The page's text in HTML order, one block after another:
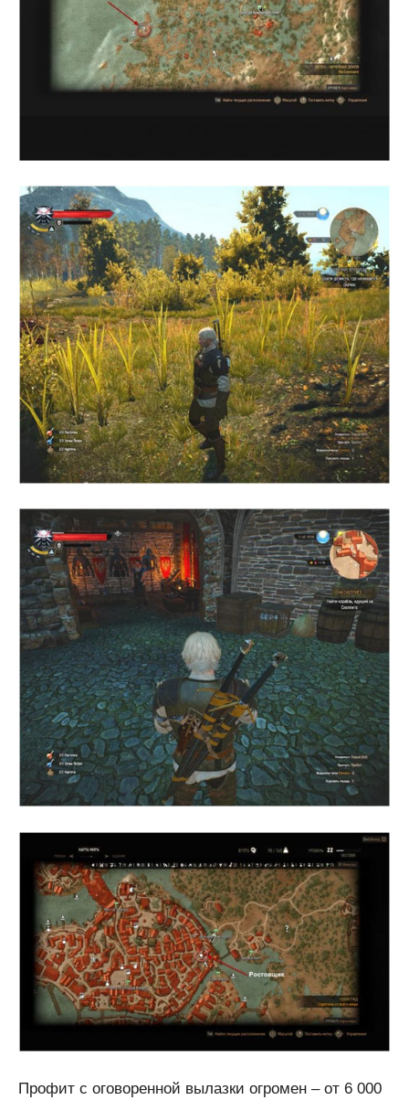
Профит с оговоренной вылазки огромен – от 6 000